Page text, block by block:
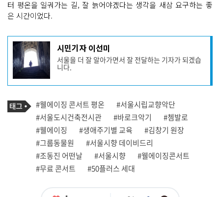
터 평온을 일궈가는 길, 잘 늙어야겠다는 생각을 새삼 요구하는 좋
은 시간이었다.
기
사
작
성
자
프
필
시민기자 이선미
서울을 더 잘 알아가면서 잘 전달하는 기자가 되겠습
니다.
기
사
관
련
태
그
태
그
#웰에이징 콘서트 평온
#서울시립교향악단
#서울도시건축전시관
#바로크악기
#쳄발로
#웰에이징
#생애주기별 교육
#김창기 원장
#그룹동물원
#서울시향 데이비드리
#조동진 어떤날
#서울시향
#웰에이징콘서트
#무료 콘서트
#50플러스 세대